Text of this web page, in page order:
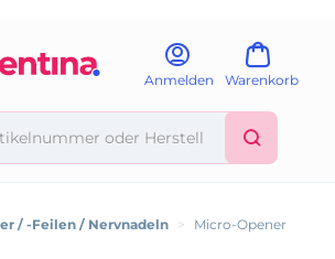
Anmelden Warenkorb
/ -Feilen / Nervnadeln > Micro-Opener